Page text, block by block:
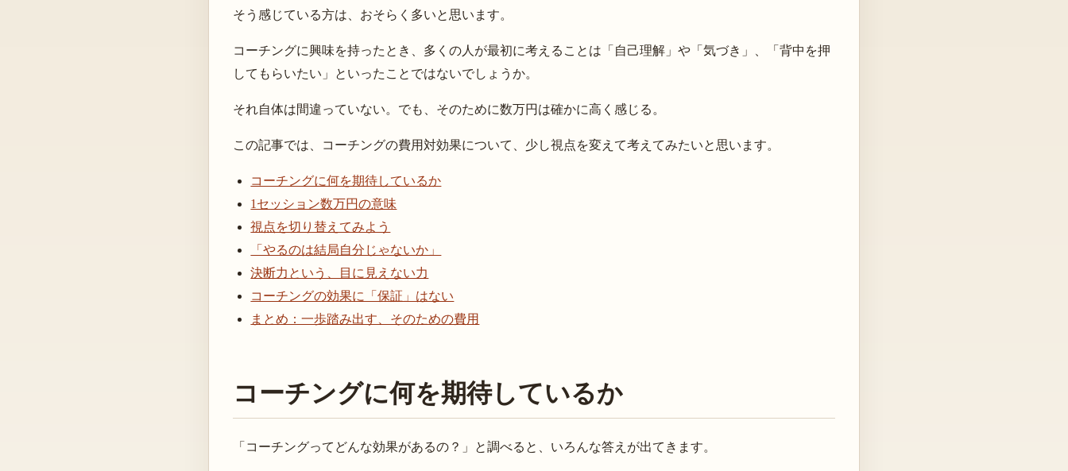
そう感じている方は、おそらく多いと思います。
コーチングに興味を持ったとき、多くの人が最初に考えることは「自己理解」や「気づき」、「背中を押
してもらいたい」といったことではないでしょうか。
それ自体は間違っていない。でも、そのために数万円は確かに高く感じる。
この記事では、コーチングの費用対効果について、少し視点を変えて考えてみたいと思います。
コーチングに何を期待しているか
1セッション数万円の意味
視点を切り替えてみよう
「やるのは結局自分じゃないか」
決断力という、目に見えない力
コーチングの効果に「保証」はない
まとめ：一歩踏み出す、そのための費用
コーチングに何を期待しているか
「コーチングってどんな効果があるの？」と調べると、いろんな答えが出てきます。